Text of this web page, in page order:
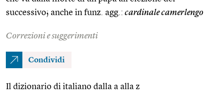
successivo; anche in funz. agg.: cardinale camerlengo
Correzioni e suggerimenti
Condividi
Il dizionario di italiano dalla a alla z